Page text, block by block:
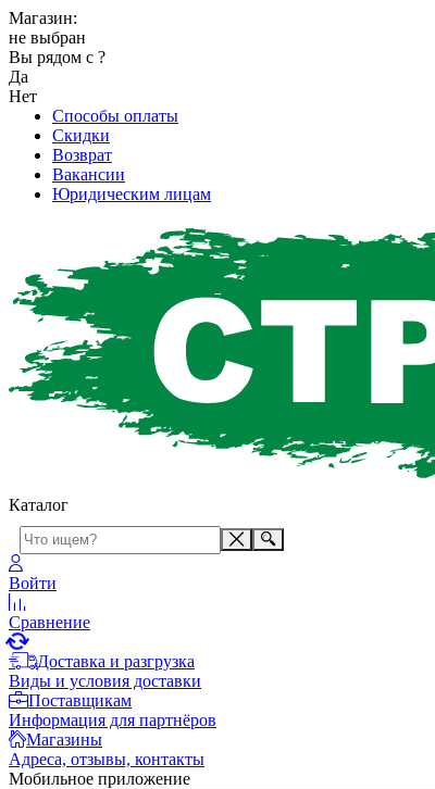
Магазин:
не выбран
Вы рядом с ?
Да
Нет
Способы оплаты
Скидки
Возврат
Вакансии
Юридическим лицам
Каталог
Войти
Сравнение
Доставка и разгрузка
Виды и условия доставки
Поставщикам
Информация для партнёров
Магазины
Адреса, отзывы, контакты
Мобильное приложение